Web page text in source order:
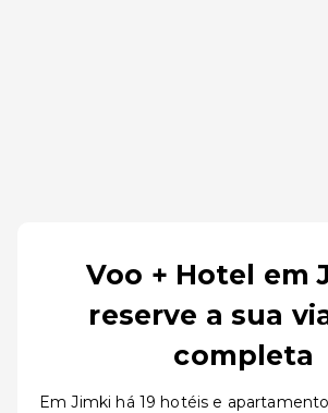
Voo + Hotel em
reserve a sua
completa
Em Jimki há 19 hotéis e